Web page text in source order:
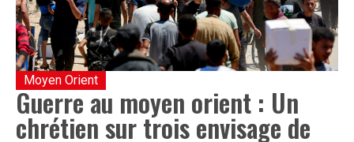
Moyen Orient
Guerre au moyen orient : Un
chrétien sur trois envisage de